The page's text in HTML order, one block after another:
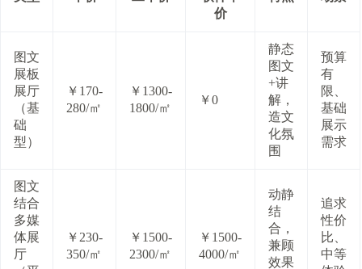
价
图文
展板
展厅
（基
础
型）
￥170-
280/㎡
￥1300-
1800/㎡
￥0
静态
图文
+讲
解，
造文
化氛
围
预算
有
限、
基础
展示
需求
图文
结合
多媒
体展
厅
￥230-
350/㎡
￥1500-
2300/㎡
￥1500-
4000/㎡
动静
结
合，
兼顾
效果
追求
性价
比、
中等